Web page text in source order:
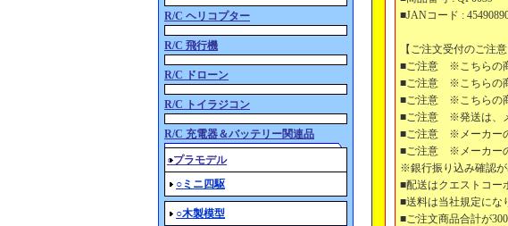
R/C ヘリコプター
R/C 飛行機
R/C ドローン
R/C トイラジコン
R/C 充電器＆バッテリー関連品
○プラモデル
○ミニ四駆
○木製模型
■JANコード :
【ご注文受付のご注意
■ご注意 ※こちらの商
■ご注意 ※こちらの商
■ご注意 ※こちらの商
■ご注意 ※発送は、メ
■ご注意 ※メーカーの
■ご注意 ※メーカーの
※銀行振り込み確認が
■配送はクエストコー
■送料は当社規定にな
■ご注文商品合計が